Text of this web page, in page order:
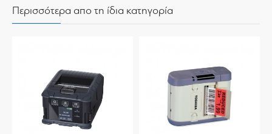
Περισσότερα απο τη ίδια κατηγορία